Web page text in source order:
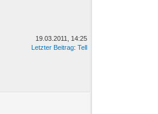
19.03.2011, 14:25
Letzter Beitrag:Tell